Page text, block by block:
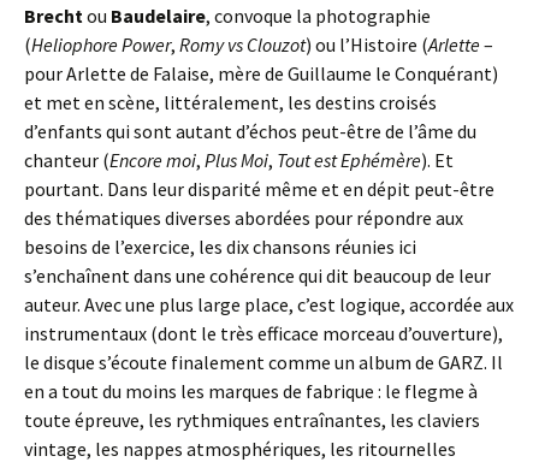
Brecht ou Baudelaire, convoque la photographie
(Heliophore Power, Romy vs Clouzot) ou l’Histoire (Arlette–
pour Arlette de Falaise, mère de Guillaume le Conquérant)
et met en scène, littéralement, les destins croisés
d’enfants qui sont autant d’échos peut-être de l’âme du
chanteur (Encore moi, Plus Moi, Tout est Ephémère). Et
pourtant. Dans leur disparité même et en dépit peut-être
des thématiques diverses abordées pour répondre aux
besoins de l’exercice, les dix chansons réunies ici
s’enchaînent dans une cohérence qui dit beaucoup de leur
auteur. Avec une plus large place, c’est logique, accordée aux
instrumentaux (dont le très efficace morceau d’ouverture),
le disque s’écoute finalement comme un album de GARZ. Il
en a tout du moins les marques de fabrique : le flegme à
toute épreuve, les rythmiques entraînantes, les claviers
vintage, les nappes atmosphériques, les ritournelles